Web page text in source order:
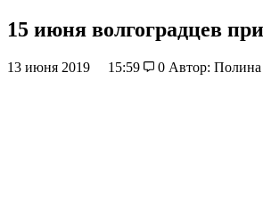
15 июня волгоградцев
13 июня 2019 15:59 0 Автор: